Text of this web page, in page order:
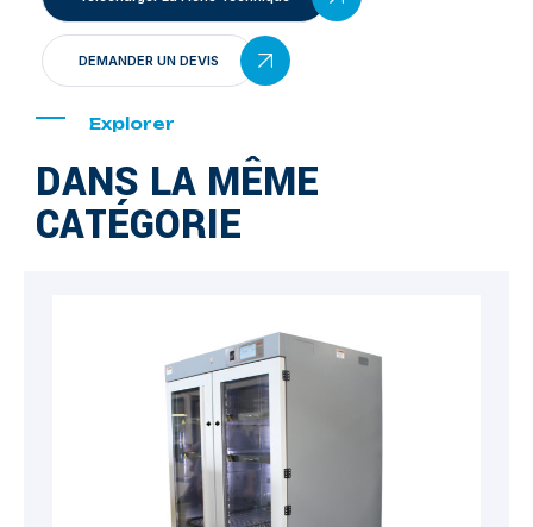
DEMANDER UN DEVIS
Explorer
DANS LA MÊME
CATÉGORIE